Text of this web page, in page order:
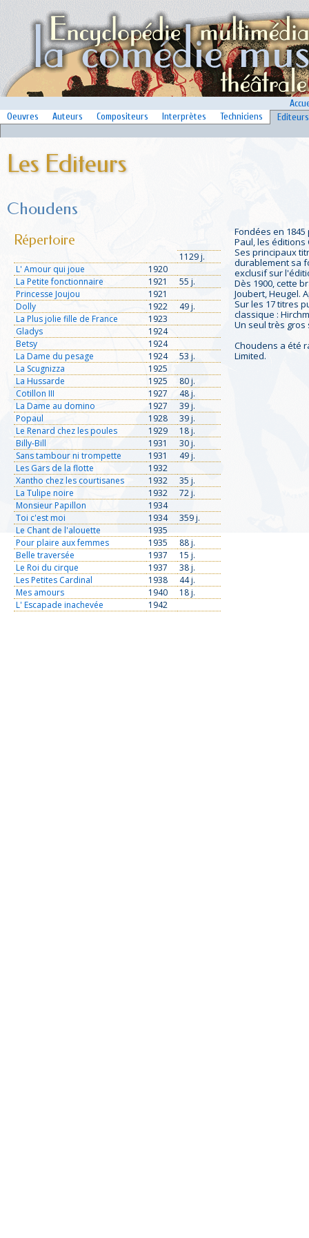
Oeuvres
Auteurs Compositeurs Interprètes Techniciens Editeurs
Les Editeurs
Choudens
Répertoire
1129 j.
L' Amour qui joue
1920
La Petite fonctionnaire
1921
55 j.
Princesse Joujou
1921
Dolly
1922
49 j.
La Plus jolie fille de France
1923
Gladys
1924
Betsy
1924
La Dame du pesage
1924
53 j.
La Scugnizza
1925
La Hussarde
1925
80 j.
Cotillon III
1927
48 j.
La Dame au domino
1927
39 j.
Popaul
1928
39 j.
Le Renard chez les poules
1929
18 j.
Billy-Bill
1931
30 j.
Sans tambour ni trompette
1931
49 j.
Les Gars de la flotte
1932
Xantho chez les courtisanes
1932
35 j.
La Tulipe noire
1932
72 j.
Monsieur Papillon
1934
Toi c'est moi
1934
359 j.
Le Chant de l'alouette
1935
Pour plaire aux femmes
1935
88 j.
Belle traversée
1937
15 j.
Le Roi du cirque
1937
38 j.
Les Petites Cardinal
1938
44 j.
Mes amours
1940
18 j.
L' Escapade inachevée
1942
Fondées en
Paul, les
Ses principaux
durablement sa
exclusif sur
Dès 1900, cette
Joubert, Heugel.
Sur les 17 titres
classique :
Un seul très gros
Choudens a été
Limited.